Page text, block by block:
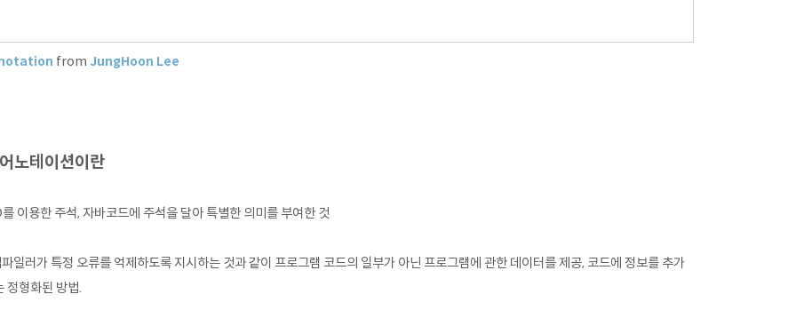
from JungHoon Lee
노테이션이란
이용한 주석, 자바코드에 주석을 달아 특별한 의미를 부여한 것
일러가 특정 오류를 억제하도록 지시하는 것과 같이 프로그램 코드의 일부가 아닌 프로그램에 관한 데이터를 제공, 코드에 정보를 추가
정형화된 방법.